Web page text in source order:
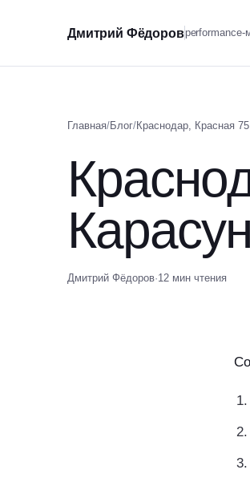
Дмитрий Фёдоровperformance-
Главная/Блог/Краснодар, Красная
Дмитрий Фёдоров·12 мин чтения